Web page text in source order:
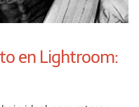
en Lightroom: